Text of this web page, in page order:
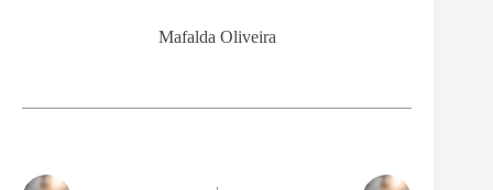
Mafalda Oliveira